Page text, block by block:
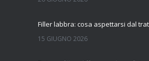
Filler labbra: cosa aspettarsi dal
15 GIUGNO 2026